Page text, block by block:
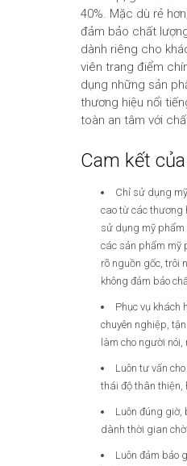
40%. Mặc dù rẻ
đảm bảo chất
dành riêng cho
viên trang điểm
dụng những sản
thương hiệu nổi
toàn an tâm với
Cam kết
Chỉ sử dụng
cao từ các thương
sử dụng mỹ phẩm
các sản phẩm mỹ
rõ nguồn gốc, trôi
không đảm bảo
Phục vụ khách
chuyên nghiệp,
làm cho người nói,
Luôn tư vấn
thái độ thân thiện,
Luôn đúng giờ,
dành thời gian chờ
Luôn đảm bảo